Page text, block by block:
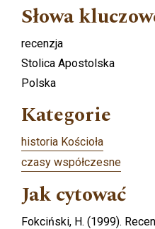
Słowa
recenzja
Stolica Apostolska
Polska
Kategorie
historia Kościoła
czasy współczesne
Jak cytować
Fokciński, H. (1999).